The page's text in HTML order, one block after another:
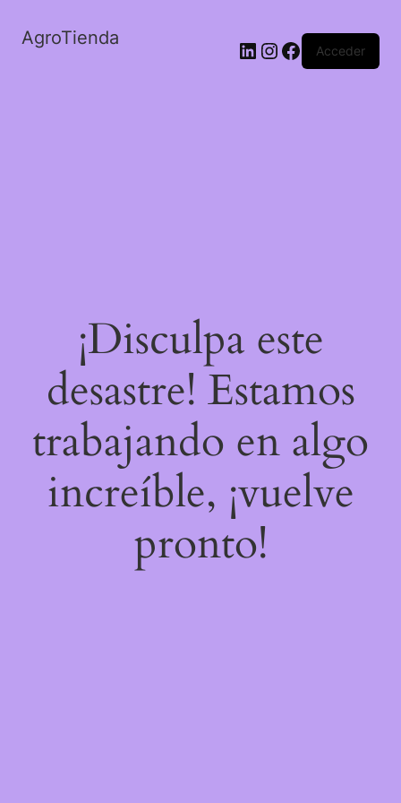
AgroTienda LinkedIn
Instagram
Facebook
Acceder
¡Disculpa este
desastre! Estamos
trabajando en algo
increíble, ¡vuelve
pronto!